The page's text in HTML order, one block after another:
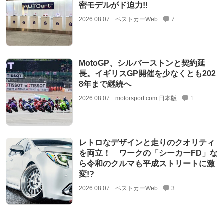
密モデルがド迫力!!
2026.08.07 ベストカーWeb 7
MotoGP、シルバーストンと契約延
長。イギリスGP開催を少なくとも202
8年まで継続へ
2026.08.07 motorsport.com 日本版 1
レトロなデザインと走りのクオリティ
を両立！ ワークの「シーカーFD」な
ら令和のクルマも平成ストリートに激
変!?
2026.08.07 ベストカーWeb 3